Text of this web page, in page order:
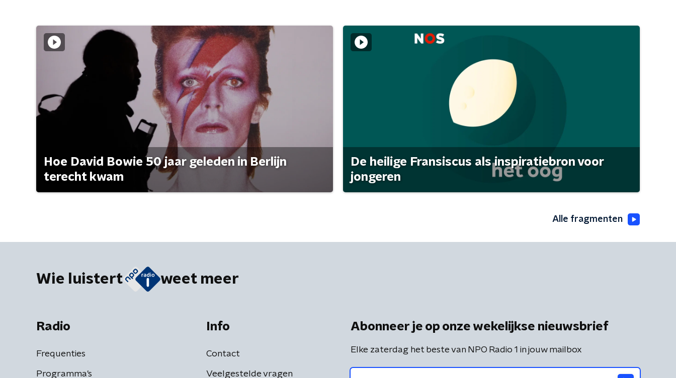
Hoe David Bowie 50 jaar geleden in Berlijn
terecht kwam
De heilige Fransiscus als inspiratiebron voor
jongeren
Alle fragmenten
Wie luistert weet meer
Radio
Frequenties
Programma's
Info
Contact
Veelgestelde vragen
Abonneer je op onze wekelijkse nieuwsbrief
Elke zaterdag het beste van NPO Radio 1 in jouw mailbox